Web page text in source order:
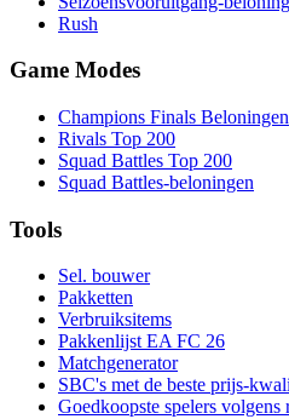
Rush
Game Modes
Champions Finals Beloningen
Rivals Top 200
Squad Battles Top 200
Squad Battles-beloningen
Tools
Sel. bouwer
Pakketten
Verbruiksitems
Pakkenlijst EA FC 26
Matchgenerator
SBC's met de beste prijs-
Goedkoopste spelers volgens